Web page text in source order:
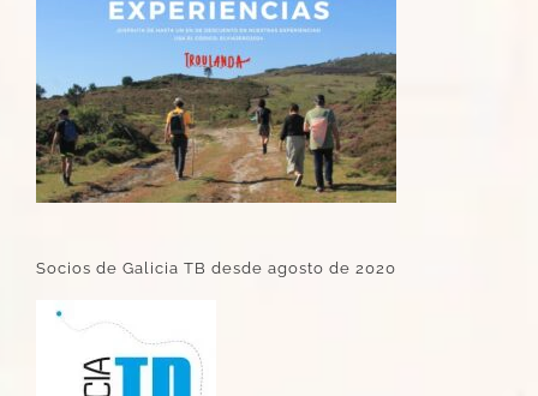
Socios de Galicia TB desde agosto de 2020